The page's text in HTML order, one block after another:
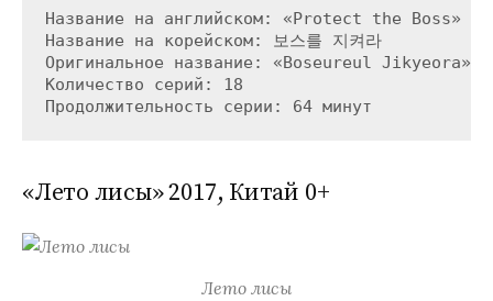
Название на английском: «Protect the Boss»
Название на корейском: 보스를 지켜라
Оригинальное название: «Boseureul Jikyeora»
Количество серий: 18
«Лето лисы» 2017, Китай 0+
Лето лисы